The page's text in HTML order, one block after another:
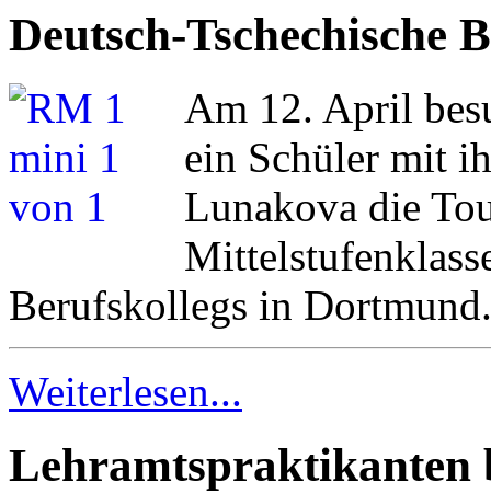
Deutsch-Tschechische
Am 12. April
ein Schüler mit
Lunakova die
Berufskollegs in Dortmund.
Weiterlesen...
Lehramtspraktikanten